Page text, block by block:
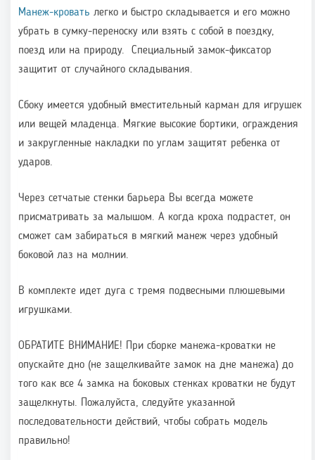
Манеж-кровать легко и быстро складывается и его можно
убрать в сумку-переноску или взять с собой в поездку,
поезд или на природу. Специальный замок-фиксатор
защитит от случайного складывания.
Сбоку имеется удобный вместительный карман для игрушек
или вещей младенца. Мягкие высокие бортики, ограждения
и закругленные накладки по углам защитят ребенка от
ударов.
Через сетчатые стенки барьера Вы всегда можете
присматривать за малышом. А когда кроха подрастет, он
сможет сам забираться в мягкий манеж через удобный
боковой лаз на молнии.
В комплекте идет дуга с тремя подвесными плюшевыми
игрушками.
ОБРАТИТЕ ВНИМАНИЕ! При сборке манежа-кроватки не
опускайте дно (не защелкивайте замок на дне манежа) до
того как все 4 замка на боковых стенках кроватки не будут
защелкнуты. Пожалуйста, следуйте указанной
последовательности действий, чтобы собрать модель
правильно!